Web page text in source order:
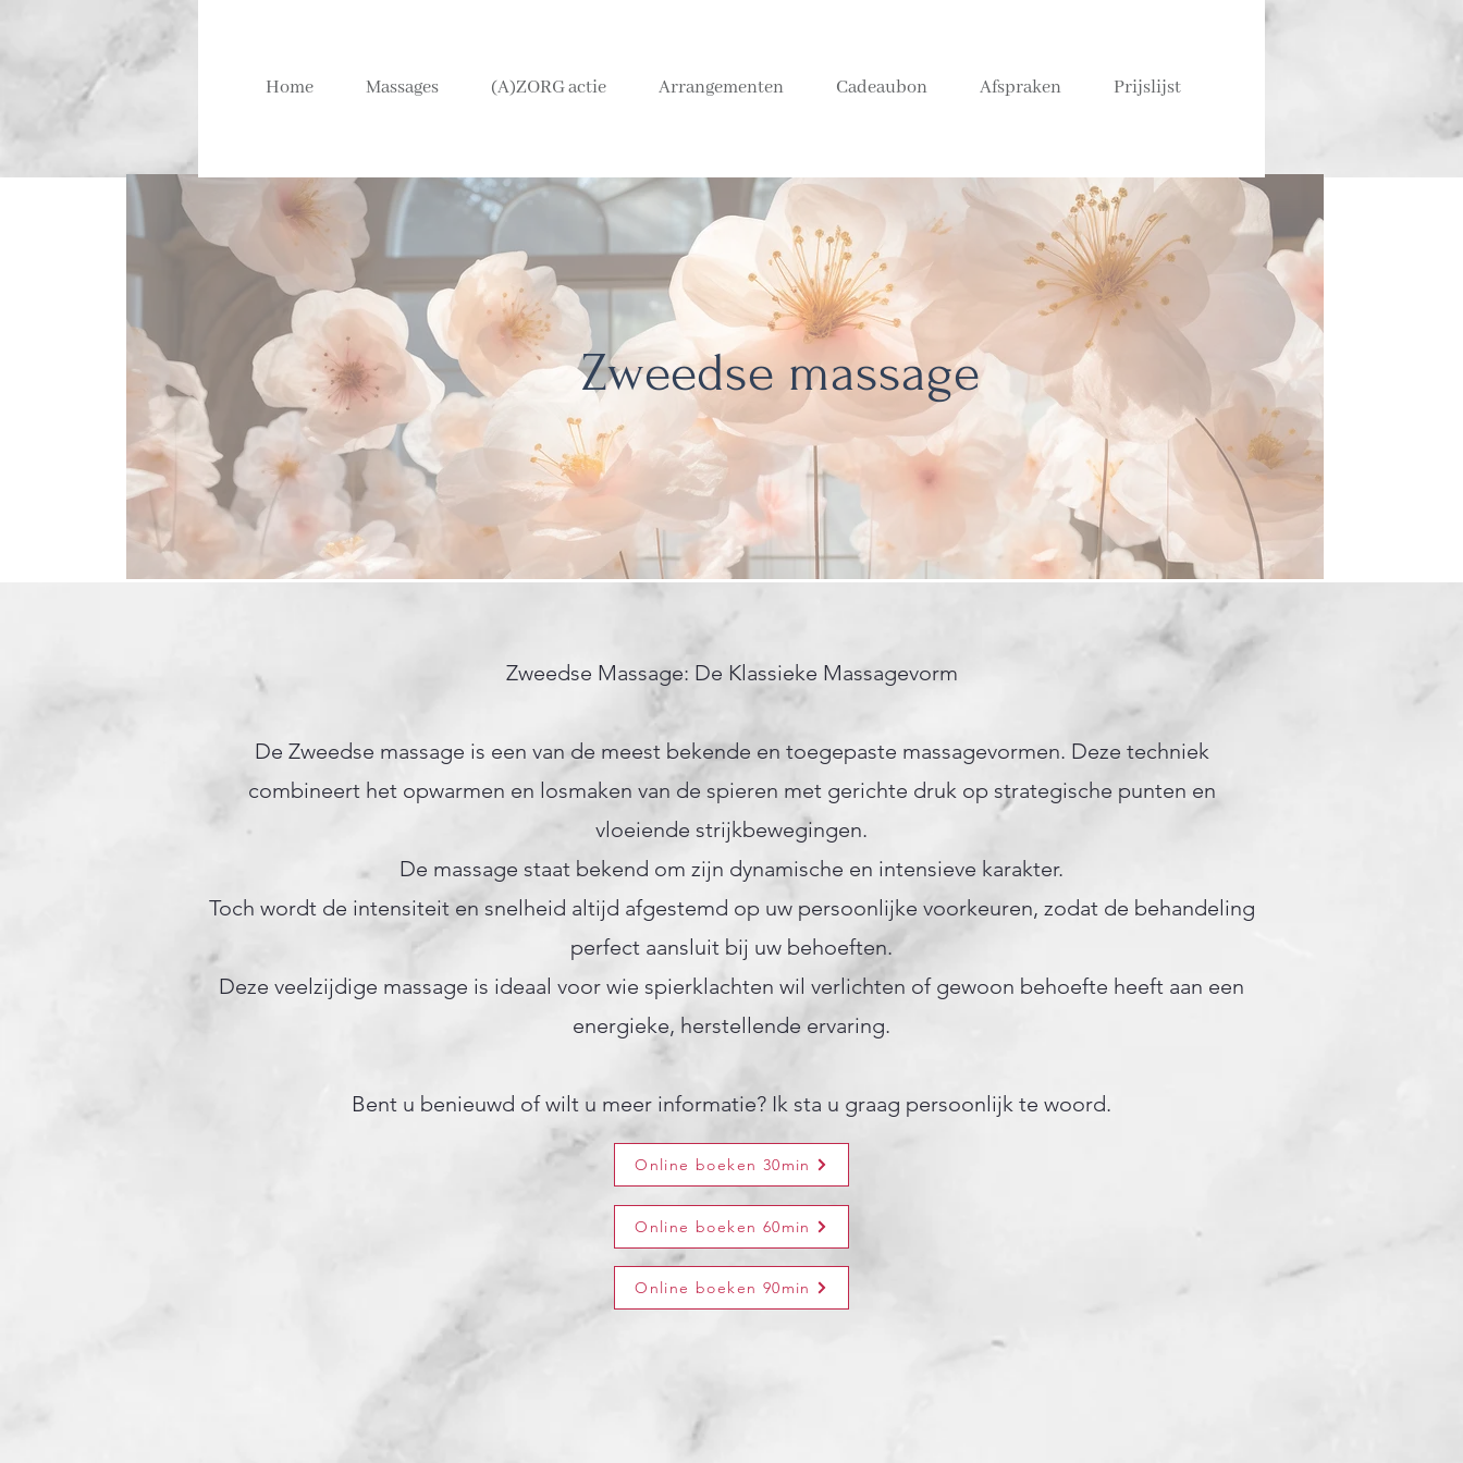
Home Massages (A)ZORG actie Arrangementen Cadeaubon Afspraken Prijslijst
Zweedse massage
Zweedse Massage: De Klassieke Massagevorm
De Zweedse massage is een van de meest bekende en toegepaste massagevormen. Deze techniek
combineert het opwarmen en losmaken van de spieren met gerichte druk op strategische punten en
vloeiende strijkbewegingen.
De massage staat bekend om zijn dynamische en intensieve karakter.
Toch wordt de intensiteit en snelheid altijd afgestemd op uw persoonlijke voorkeuren, zodat de behandeling
perfect aansluit bij uw behoeften.
Deze veelzijdige massage is ideaal voor wie spierklachten wil verlichten of gewoon behoefte heeft aan een
energieke, herstellende ervaring.
Bent u benieuwd of wilt u meer informatie? Ik sta u graag persoonlijk te woord.
Online boeken 30min
Online boeken 60min
Online boeken 90min